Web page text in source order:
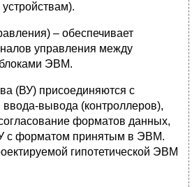
– обеспечивает
управления между
ЭВМ.
(ВУ) присоединяются с
вывода (контроллеров),
форматов данных,
с форматом принятым в ЭВМ.
гипотетической ЭВМ